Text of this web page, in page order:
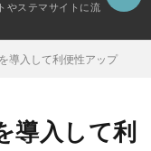
やステマサイトに流
導入して利便性アップ
導入して利